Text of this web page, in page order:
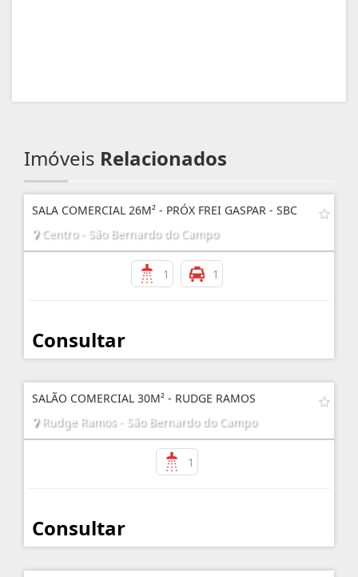
Imóveis Relacionados
SALA COMERCIAL 26M² - PRÓX FREI GASPAR - SBC
Centro - São Bernardo do Campo
1 1
Consultar
SALÃO COMERCIAL 30M² - RUDGE RAMOS
Rudge Ramos - São Bernardo do Campo
1
Consultar